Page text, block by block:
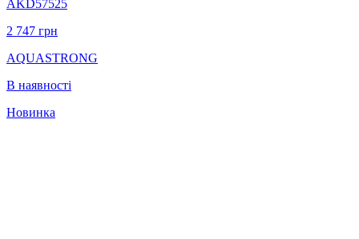
AKD57525
2 747 грн
AQUASTRONG
В наявності
Новинка